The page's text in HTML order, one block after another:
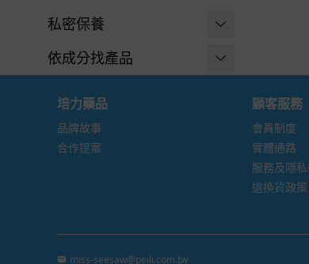
私密保養
沐浴清潔
- 保濕加強
- 長效清新
依成分找產品
游離型葉黃素
維生素C ⧸ 鐵
益生菌 ⧸ 酵素
培力藥品
品牌故事
合作提案
顧客服務
會員制度
實體通路
服務及隱
退換貨政策
miss-seesaw@peili.com.tw